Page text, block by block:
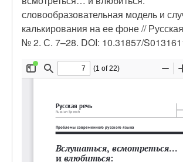
словообразовательная модель и
калькирования на ее фоне //
№ 2. С. 7–28. DOI: 10.31857/